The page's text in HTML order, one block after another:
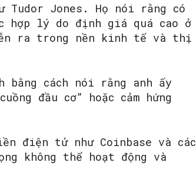
Jones. Họ nói rằng có
hợp lý do định giá quá cao ở
ra trong nền kinh tế và thị
bằng cách nói rằng anh ấy
đầu cơ” hoặc cảm hứng
điện tử như Coinbase và các
không thể hoạt động và